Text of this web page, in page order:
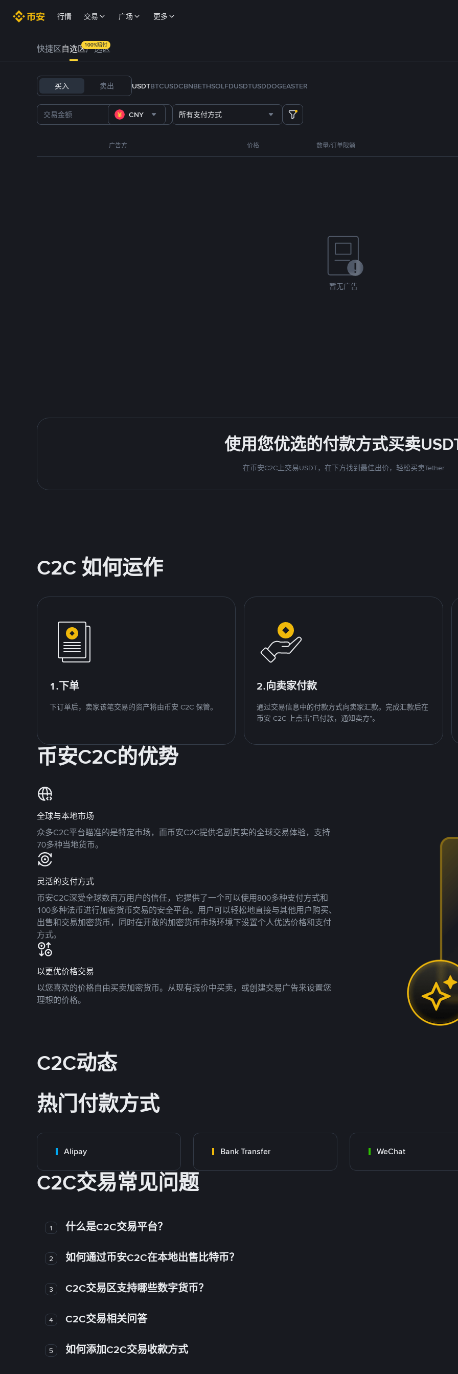
行情 交易 广场 更多
快捷区自选区严选区
100%赔付
买入 卖出 USDTBTCUSDCBNBETHSOLFDUSDTUSDDOGEASTER
CNY 所有支付方式
广告方 价格 数量/订单限额
暂无广告
使用您优选的付款方式买卖
在币安C2C上交易USDT，在下方找到最佳出价，轻松买卖Tether
C2C 如何运作
1.下单
下订单后，卖家该笔交易的资产将由币安 C2C 保管。
2.向卖家付款
通过交易信息中的付款方式向卖家汇款。完成汇款后在
币安 C2C 上点击“已付款，通知卖方”。
币安C2C的优势
全球与本地市场
众多C2C平台瞄准的是特定市场，而币安C2C提供名副其实的全球交易体验，支持
70多种当地货币。
灵活的支付方式
币安C2C深受全球数百万用户的信任，它提供了一个可以使用800多种支付方式和
100多种法币进行加密货币交易的安全平台。用户可以轻松地直接与其他用户购买、
出售和交易加密货币，同时在开放的加密货币市场环境下设置个人优选价格和支付
方式。
以更优价格交易
以您喜欢的价格自由买卖加密货币。从现有报价中买卖，或创建交易广告来设置您
理想的价格。
C2C动态
热门付款方式
Alipay Bank Transfer WeChat
C2C交易常见问题
1 什么是C2C交易平台？
2 如何通过币安C2C在本地出售比特币？
3 C2C交易区支持哪些数字货币？
4 C2C交易相关问答
5 如何添加C2C交易收款方式